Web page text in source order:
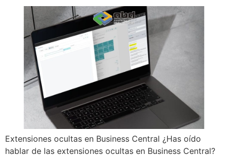
Extensiones ocultas en Business Central ¿Has oído
hablar de las extensiones ocultas en Business Central?